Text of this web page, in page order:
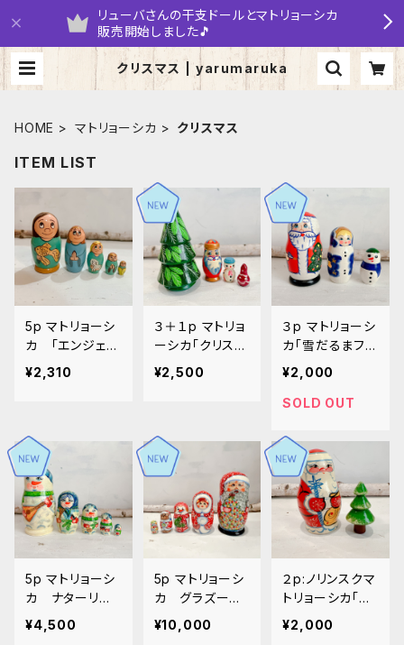
リューバさんの干支ドールとマトリョーシカ
販売開始しました🎵
クリスマス | yarumaruka
HOME マトリョーシカ クリスマス
ITEM LIST
5p マトリョーシ
カ 「エンジェ
ル 緑」 10.5c
¥2,310
３＋１p マトリョ
ーシカ「クリスマ
スツリー」１１ｃ
¥2,500
３p マトリョーシ
カ「雪だるまファ
ミリー」１０.５ｃ
¥2,000
SOLD OUT
5p マトリョーシ
カ ナターリア
作「雪だるまファ
ミリー」１４ｃｍ
¥4,500
5p マトリョーシ
カ グラズーノ
ワ作「サンタと冬
の仲間たち 」１
¥10,000
２p:ノリンスクマ
トリョーシカ「ク
リスマス ツリ
ー」９ｃｍ
¥2,000